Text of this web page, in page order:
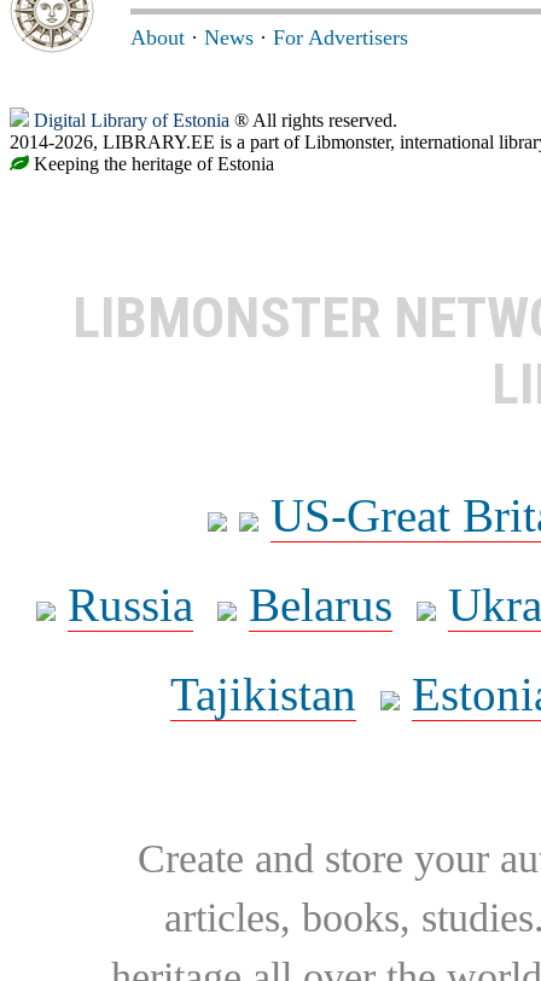
About · News · For Advertisers
Digital Library of Estonia ® All rights reserved.
2014-2026, LIBRARY.EE is a part of Libmonster, international
Keeping the heritage of Estonia
LIBMONSTER
US-Great
Russia
Belarus
Tajikistan
Create and store your
articles, books,